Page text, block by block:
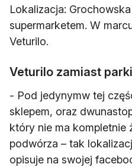
Lokalizacja:
supermarketem. W
Veturilo.
Veturilo zamiast
- Pod jedynymw tej
sklepem, oraz
który nie ma kompletnie
podwórza – tak
opisuje na swojej